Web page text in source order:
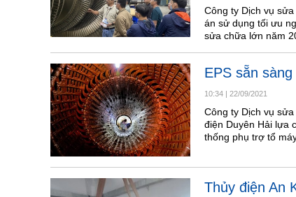
Công ty Dịch vụ
án sử dụng tối ưu
sửa chữa lớn năm
EPS sẵn
10:34 | 22/09/2021
Công ty Dịch vụ
điện Duyên Hải lựa
thống phụ trợ tổ
Thủy điện An